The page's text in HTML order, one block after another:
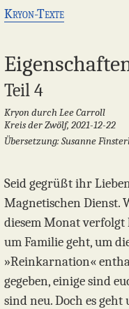
Kryon-Texte
Teil 4
Kryon durch Lee Carroll
Kreis der Zwölf, 2021-12-22
Übersetzung: Susanne
Seid gegrüßt ihr
Magnetischen Dienst.
diesem Monat verfolgt
um Familie geht, um
»Reinkarnation«
gegeben, einige sind
sind neu. Doch es geht